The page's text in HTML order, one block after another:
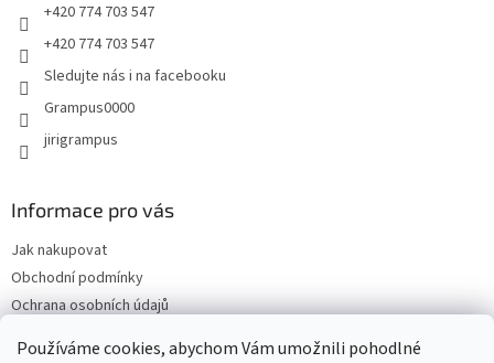
Používáme cookies, abychom Vám umožnili pohodlné
+420 774 703 547
+420 774 703 547
Sledujte nás i na facebooku
Grampus0000
jirigrampus
Informace pro vás
Jak nakupovat
Obchodní podmínky
Ochrana osobních údajů